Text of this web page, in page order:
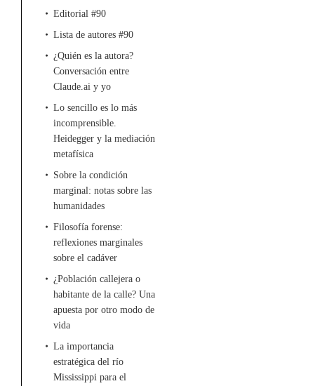
Editorial #90
Lista de autores #90
¿Quién es la autora?
Conversación entre
Claude.ai y yo
Lo sencillo es lo más
incomprensible.
Heidegger y la mediación
metafísica
Sobre la condición
marginal: notas sobre las
humanidades
Filosofía forense:
reflexiones marginales
sobre el cadáver
¿Población callejera o
habitante de la calle? Una
apuesta por otro modo de
vida
La importancia
estratégica del río
Mississippi para el